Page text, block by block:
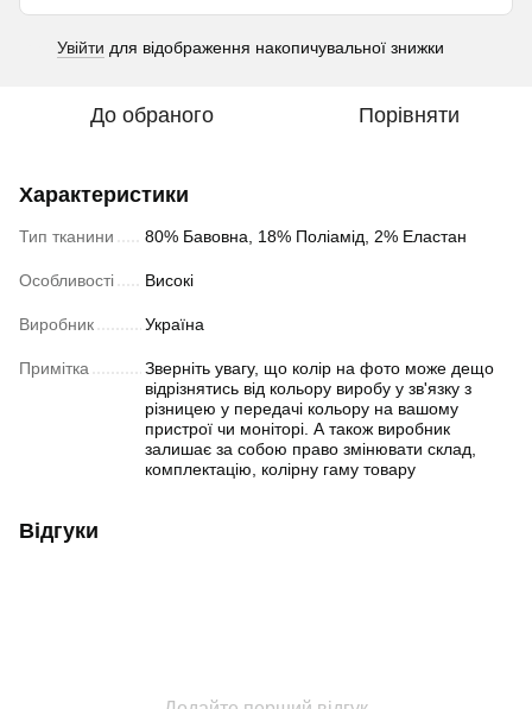
Увійти для відображення накопичувальної знижки
До обраного Порівняти
Характеристики
Тип тканини 80% Бавовна, 18% Поліамід, 2% Еластан
Особливості Високі
Виробник Україна
Примітка
Зверніть увагу, що колір на фото може дещо
відрізнятись від кольору виробу у зв'язку з
різницею у передачі кольору на вашому
пристрої чи моніторі. А також виробник
залишає за собою право змінювати склад,
комплектацію, колірну гаму товару
Відгуки